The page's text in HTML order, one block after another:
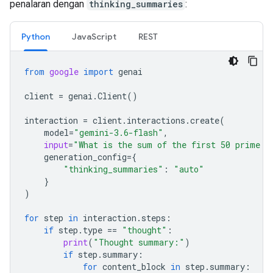
penalaran dengan thinking_summaries :
Python JavaScript REST
from google import genai
client = genai .Client()
interaction = client. interactions .create(
model="gemini-3.6-flash" ,
input="What is the sum of the first 50 prime
generation_config={
"thinking_summaries" :
"auto"
}
)
for step in interaction . steps :
if step . type == "thought" :
print( "Thought summary:" )
if step . summary :
for content_block in step . summary :